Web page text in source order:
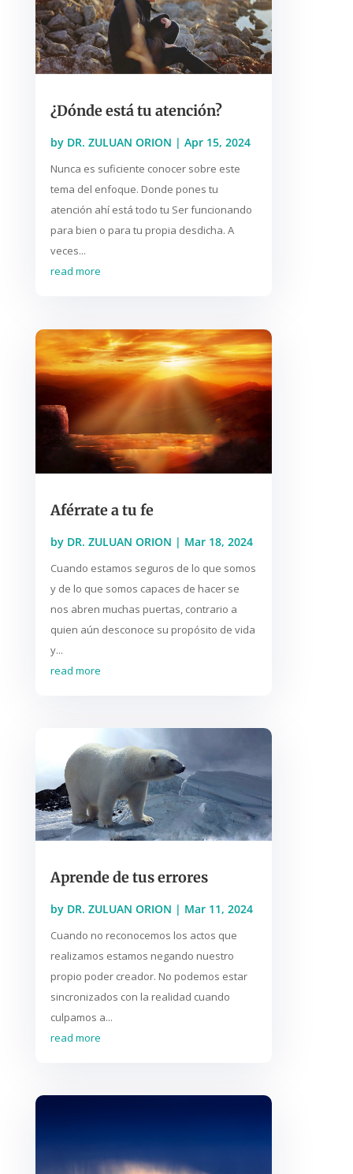
¿Dónde está tu atención?
by DR. ZULUAN ORION | Apr 15, 2024
Nunca es suficiente conocer sobre este
tema del enfoque. Donde pones tu
atención ahí está todo tu Ser funcionando
para bien o para tu propia desdicha. A
veces...
read more
Aférrate a tu fe
by DR. ZULUAN ORION | Mar 18, 2024
Cuando estamos seguros de lo que somos
y de lo que somos capaces de hacer se
nos abren muchas puertas, contrario a
quien aún desconoce su propósito de vida
y...
read more
Aprende de tus errores
by DR. ZULUAN ORION | Mar 11, 2024
Cuando no reconocemos los actos que
realizamos estamos negando nuestro
propio poder creador. No podemos estar
sincronizados con la realidad cuando
culpamos a...
read more